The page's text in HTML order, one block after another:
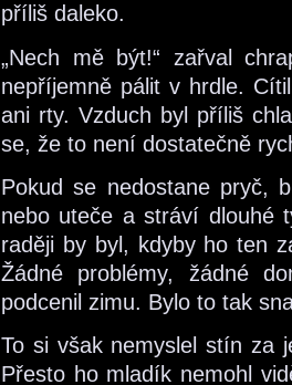
příliš daleko.
„Nech mě být!“ zařval
nepříjemně pálit v hrdle.
ani rty. Vzduch byl příliš
se, že to není dostatečně
Pokud se nedostane pryč,
nebo uteče a stráví dlouhé
raději by byl, kdyby ho ten
Žádné problémy, žádné
podcenil zimu. Bylo to tak
To si však nemyslel stín za
Přesto ho mladík nemohl